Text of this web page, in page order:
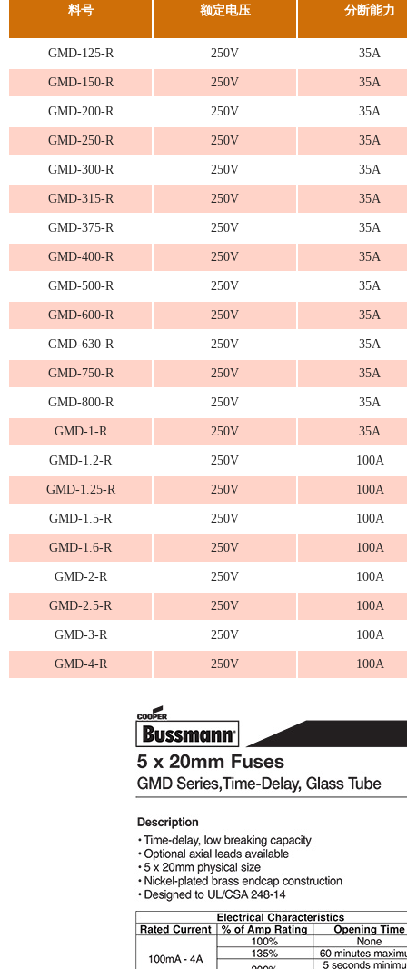
料号 额定电压 分断能力
GMD-125-R 250V 35A
GMD-150-R 250V 35A
GMD-200-R 250V 35A
GMD-250-R 250V 35A
GMD-300-R 250V 35A
GMD-315-R 250V 35A
GMD-375-R 250V 35A
GMD-400-R 250V 35A
GMD-500-R 250V 35A
GMD-600-R 250V 35A
GMD-630-R 250V 35A
GMD-750-R 250V 35A
GMD-800-R 250V 35A
GMD-1-R 250V 35A
GMD-1.2-R 250V 100A
GMD-1.25-R 250V 100A
GMD-1.5-R 250V 100A
GMD-1.6-R 250V 100A
GMD-2-R 250V 100A
GMD-2.5-R 250V 100A
GMD-3-R 250V 100A
GMD-4-R 250V 100A